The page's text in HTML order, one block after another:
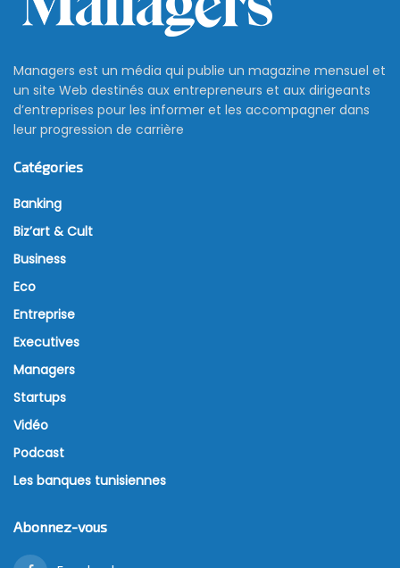
Managers est un média qui publie un magazine mensuel et
un site Web destinés aux entrepreneurs et aux dirigeants
d’entreprises pour les informer et les accompagner dans
leur progression de carrière
Catégories
Banking
Biz’art & Cult
Business
Eco
Entreprise
Executives
Managers
Startups
Vidéo
Podcast
Les banques tunisiennes
Abonnez-vous